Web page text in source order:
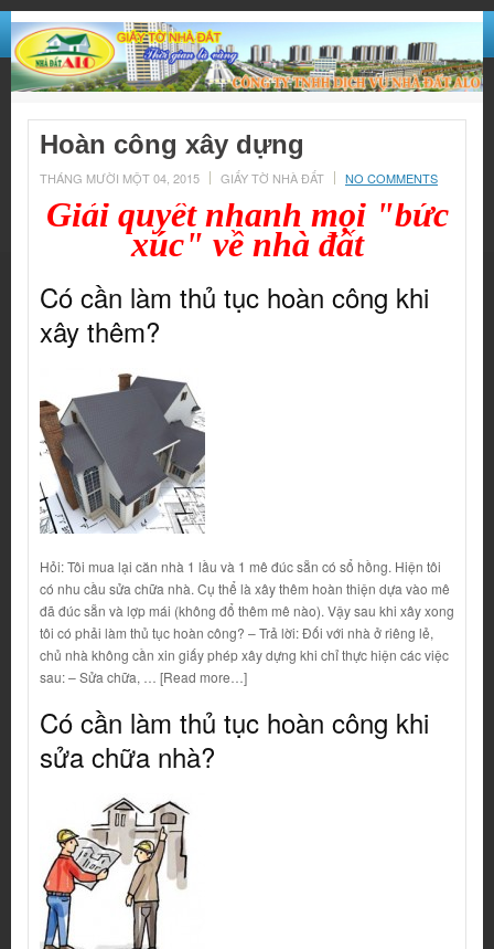
Hoàn công xây dựng
THÁNG MƯỜI MỘT 04, 2015 GIẤY TỜ NHÀ ĐẤT NO COMMENTS
Giải quyết nhanh mọi "bức
xúc" về nhà đất
Có cần làm thủ tục hoàn công khi
xây thêm?
Hỏi: Tôi mua lại căn nhà 1 lầu và 1 mê đúc sẵn có sổ hồng. Hiện tôi
có nhu cầu sửa chữa nhà. Cụ thể là xây thêm hoàn thiện dựa vào mê
đã đúc sẵn và lợp mái (không đổ thêm mê nào). Vậy sau khi xây xong
tôi có phải làm thủ tục hoàn công? – Trả lời: Đối với nhà ở riêng lẻ,
chủ nhà không cần xin giấy phép xây dựng khi chỉ thực hiện các việc
sau: – Sửa chữa, … [Read more…]
Có cần làm thủ tục hoàn công khi
sửa chữa nhà?